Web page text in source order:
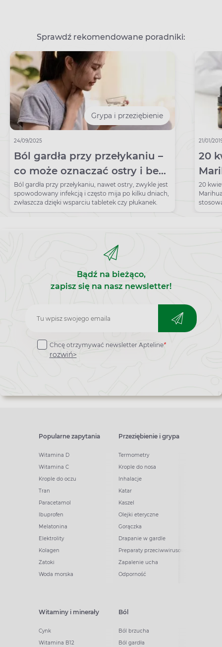
Sprawdź rekomendowane poradniki:
Grypa i przeziębienie
24/09/2025
Ból gardła przy przełykaniu –
co może oznaczać ostry i bez
gorączki? Jak go leczyć?
Ból gardła przy przełykaniu, nawet ostry, zwykle jest
spowodowany infekcją i często mija po kilku dniach,
zwłaszcza dzięki wsparciu tabletek czy płukanek.
21/01/
20
20
Bądź na bieżąco,
zapisz się na nasz newsletter!
Zapisz
do
newslettera
Chcę otrzymywać newsletter Apteline*
rozwiń>
Popularne zapytania
Witamina D
Witamina C
Krople do oczu
Tran
Paracetamol
Ibuprofen
Melatonina
Elektrolity
Kolagen
Zatoki
Woda morska
Przeziębienie i grypa
Termometry
Krople do nosa
Inhalacje
Katar
Kaszel
Olejki eteryczne
Gorączka
Drapanie w gardle
Preparaty przeciwwirusowe
Zapalenie ucha
Odporność
Witaminy i minerały
Cynk
Witamina B12
Ból
Ból brzucha
Ból gardła